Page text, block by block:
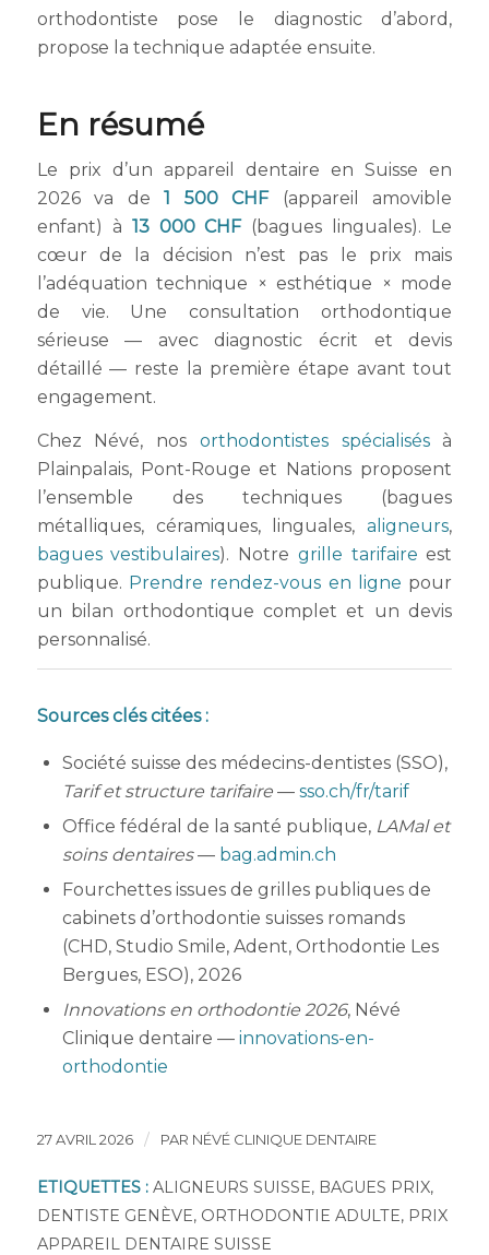
orthodontiste pose le diagnostic d’abord,
propose la technique adaptée ensuite.
En résumé
Le prix d’un appareil dentaire en Suisse en
2026 va de1 500 CHF(appareil amovible
enfant) à 13 000 CHF(bagues linguales). Le
cœur de la décision n’est pas le prix mais
l’adéquation technique × esthétique × mode
de vie. Une consultation orthodontique
sérieuse — avec diagnostic écrit et devis
détaillé — reste la première étape avant tout
engagement.
Chez Névé, nos orthodontistes spécialisésà
Plainpalais, Pont-Rouge et Nations proposent
l’ensemble des techniques (bagues
métalliques, céramiques, linguales,aligneurs,
bagues vestibulaires). Notre grille tarifaire est
publique. Prendre rendez-vous en ligne pour
un bilan orthodontique complet et un devis
personnalisé.
Sources clés citées :
Société suisse des médecins-dentistes (SSO),
Tarif et structure tarifaire— sso.ch/fr/tarif
Office fédéral de la santé publique, LAMal et
soins dentaires— bag.admin.ch
Fourchettes issues de grilles publiques de
cabinets d’orthodontie suisses romands
(CHD, Studio Smile, Adent, Orthodontie Les
Bergues, ESO), 2026
Innovations en orthodontie 2026, Névé
Clinique dentaire — innovations-en-
orthodontie
27 AVRIL 2026 / PAR NÉVÉ CLINIQUE DENTAIRE
ETIQUETTES : ALIGNEURS SUISSE, BAGUES PRIX,
DENTISTE GENÈVE, ORTHODONTIE ADULTE, PRIX
APPAREIL DENTAIRE SUISSE